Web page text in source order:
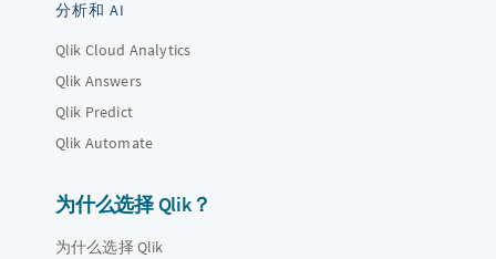
分析和 AI
Qlik Cloud Analytics
Qlik Answers
Qlik Predict
Qlik Automate
为什么选择 Qlik？
为什么选择 Qlik